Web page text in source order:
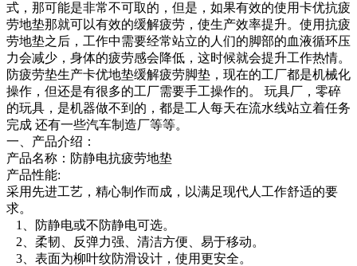
式，那可能是非常不可取的，但是，如果有效的使用卡优抗疲
劳地垫那就可以有效的缓解疲劳，使生产效率提升。使用抗疲
劳地垫之后，工作中需要经常站立的人们的脚部的血液循环压
力会减少，身体的疲劳感会降低，这时候就会提升工作热情。
防疲劳垫生产卡优地垫缓解疲劳脚垫，现在的工厂都是机械化
操作，但还是有很多的工厂需要手工操作的。 玩具厂，零碎
的玩具，是机器做不到的，都是工人每天在流水线站立着任务
完成 还有一些汽车制造厂等等。
一、产品介绍：
产品名称：防静电抗疲劳地垫
产品性能:
采用先进工艺，精心制作而成，以满足现代人工作舒适的要
求。
1、防静电或不防静电可选。
2、柔韧、反弹力强、清洁方便、易于移动。
3、表面为柳叶纹防滑设计，使用更安全。